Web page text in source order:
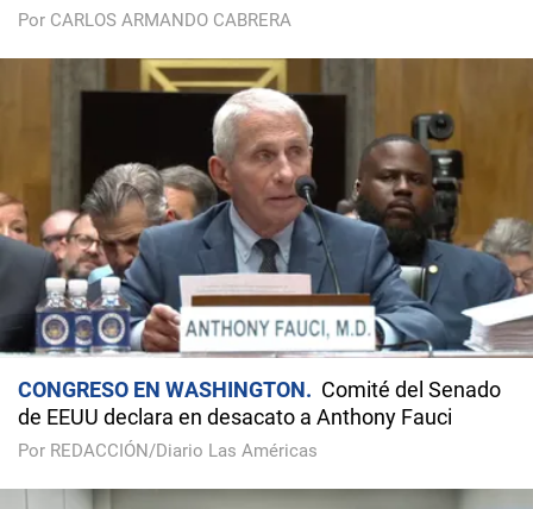
Por CARLOS ARMANDO CABRERA
CONGRESO EN WASHINGTON
Comité del Senado
de EEUU declara en desacato a Anthony Fauci
Por REDACCIÓN/Diario Las Américas